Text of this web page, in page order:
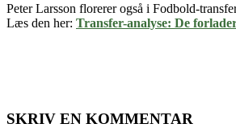
Peter Larsson florerer også i Fodbold-
Læs den her: Transfer-analyse: De
SKRIV EN KOMMENTAR